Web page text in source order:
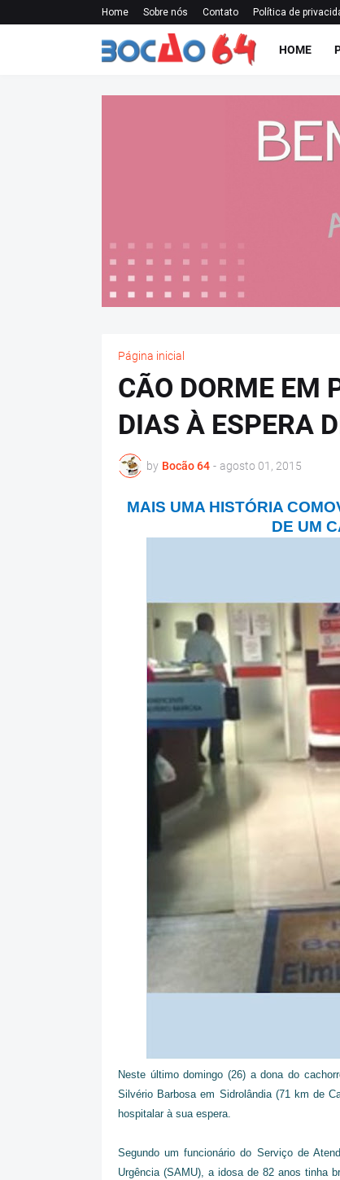
Home Sobre nós Contato Política de
HOME
Página inicial
CÃO DORME EM
DIAS À ESPERA
by Bocão 64 - agosto 01, 2015
MAIS UMA HISTÓRIA
DE UM
Neste último domingo (26) a dona do
Silvério Barbosa em Sidrolândia (71 km de
hospitalar à sua espera.
Segundo um funcionário do Serviço de
Urgência (SAMU), a idosa de 82 anos tinha